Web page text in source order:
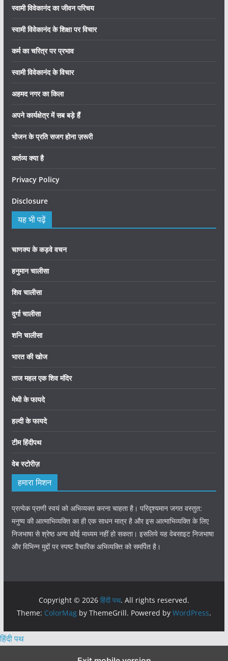
स्वामी विवेकानंद का जीवन परिचय
स्वामी विवेकानंद के शिक्षा पर विचार
कर्म का चरित्र पर प्रभाव
स्वामी विवेकानंद के विचार
अहमद नगर का किला
अपने कार्यक्षेत्र में सब बड़े हैं
भोजन के प्रति सजग होना ज़रूरी
कर्तव्य क्या है
Privacy Policy
Disclosure
यह भी पढ़ें
चाणक्य के कड़वे वचन
हनुमान चालीसा
शिव चालीसा
दुर्गा चालीसा
शनि चालीसा
भारत की खोज
ताज महल एक शिव मंदिर
मेथी के फायदे
हल्दी के फायदे
टीम हिंदीपथ
वेब स्टोरीज़
हमारा मिशन
प्रत्येक प्राणी स्वयं को अभिव्यक्त करना चाहता है। परिदृश्यमान जगत वस्तुत:
मनुष्य की आत्माभिव्यक्ति का ही एक साधन मात्र है और इस आत्माभिव्यक्ति के लिए
निजभाषा से श्रेष्ठ अन्य कोई माध्यम नहीं हो सकता। इसलिये यह वेबसाइट निजभाषा
और विभिन्न मुद्दों पर स्पष्ट वैचारिक अभिव्यक्ति को समर्पित है।
Copyright © 2026 हिंदी पथ. All rights reserved.
Theme: ColorMagby ThemeGrill. Powered by WordPress.
हिंदी पथ